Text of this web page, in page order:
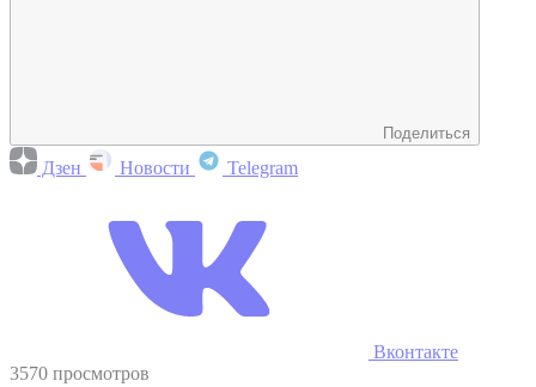
Поделиться
Дзен Новости Telegram
Вконтакте
3570 просмотров